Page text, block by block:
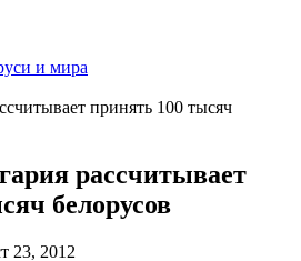
и мира
принять 100 тысяч
рассчитывает
белорусов
23, 2012